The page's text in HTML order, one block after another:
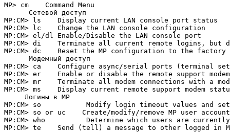
MP> cm    Command Menu
      Сетевой доступ
MP:CM> ls    Display current LAN console port status
MP:CM> lc    Change the LAN console configuration
MP:CM> el/dl Enable/Disable the LAN console port
MP:CM> di    Terminate all current remote logins, but
MP:CM> dc    Reset the MP configuration to the
      Модемный доступ
MP:CM> ca    Configure async/serial ports (terminal
MP:CM> er    Enable or disable the remote support modem
MP:CM> mr    Terminate all modem connections with a
MP:CM> ms    Display current remote support modem
     Логины в MP
MP:CM> so           Modify login timeout values and
MP:CM> so or uc    Create/modify/remove MP user
MP:CM> who          Determine which users are
MP:CM> te    Send (tell) a message to other logged in